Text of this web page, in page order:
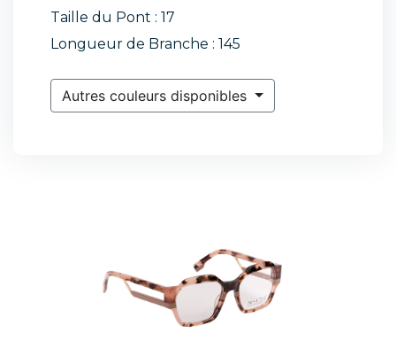
Taille du Pont : 17
Longueur de Branche : 145
Autres couleurs disponibles